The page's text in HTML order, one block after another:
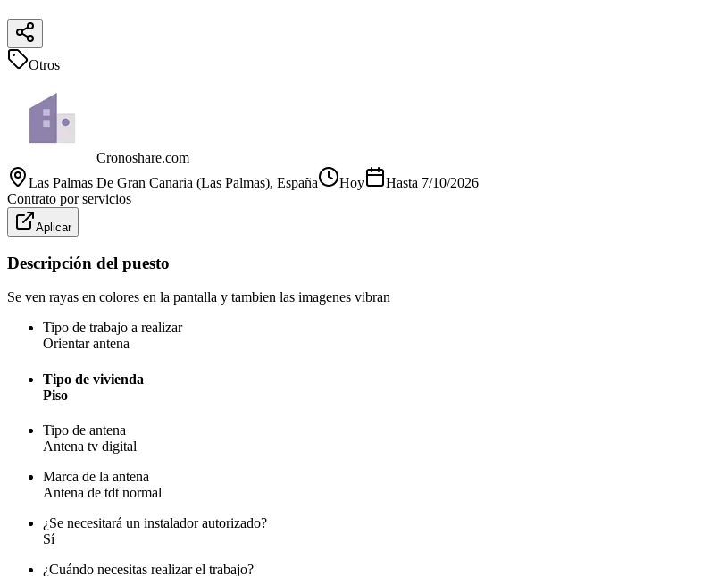
Otros
Cronoshare.com
Las Palmas De Gran Canaria (Las Palmas), España Hoy Hasta 7/10/2026
Contrato por servicios
Aplicar
Descripción del puesto
Se ven rayas en colores en la pantalla y tambien las imagenes vibran
Tipo de trabajo a realizar
Orientar antena
Tipo de vivienda
Piso
Tipo de antena
Antena tv digital
Marca de la antena
Antena de tdt normal
¿Se necesitará un instalador autorizado?
Sí
¿Cuándo necesitas realizar el trabajo?